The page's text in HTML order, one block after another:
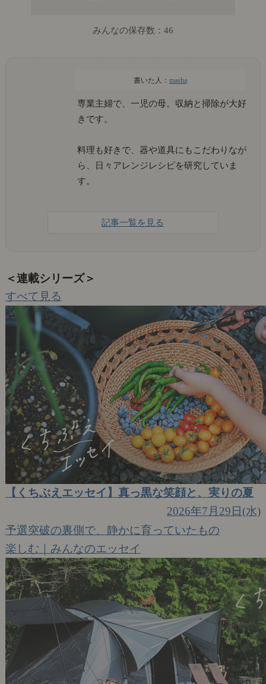
みんなの保存数： 46
masha
専業主婦で、一児の母。収納と掃除が大好
きです。
料理も好きで、器や道具にもこだわりなが
ら、日々アレンジレシピを研究していま
す。
記事一覧を見る
＜連載シリーズ＞
すべて見る
【くちぶえエッセイ】真っ黒な笑顔と、実りの夏
2026年7月29日(水)
予選突破の裏側で、静かに育っていたもの
楽しむ｜みんなのエッセイ